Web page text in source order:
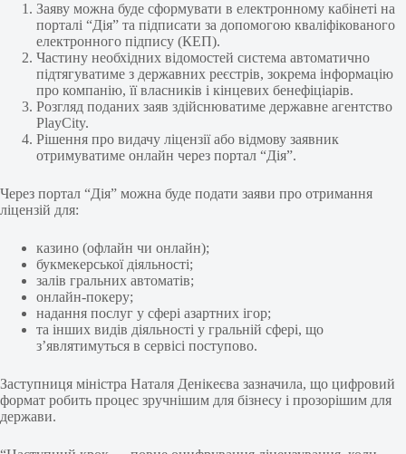
Заяву можна буде сформувати в електронному кабінеті на
порталі “Дія” та підписати за допомогою кваліфікованого
електронного підпису (КЕП).
Частину необхідних відомостей система автоматично
підтягуватиме з державних реєстрів, зокрема інформацію
про компанію, її власників і кінцевих бенефіціарів.
Розгляд поданих заяв здійснюватиме державне агентство
PlayCity.
Рішення про видачу ліцензії або відмову заявник
отримуватиме онлайн через портал “Дія”.
Через портал “Дія” можна буде подати заяви про отримання
ліцензій для:
казино (офлайн чи онлайн);
букмекерської діяльності;
залів гральних автоматів;
онлайн-покеру;
надання послуг у сфері азартних ігор;
та інших видів діяльності у гральній сфері, що
з’являтимуться в сервісі поступово.
Заступниця міністра Наталя Денікеєва зазначила, що цифровий
формат робить процес зручнішим для бізнесу і прозорішим для
держави.